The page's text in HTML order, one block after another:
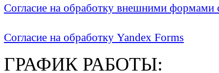
Согласие на обработку внешними формами
Согласие на обработку Yandex Forms
ГРАФИК РАБОТЫ: